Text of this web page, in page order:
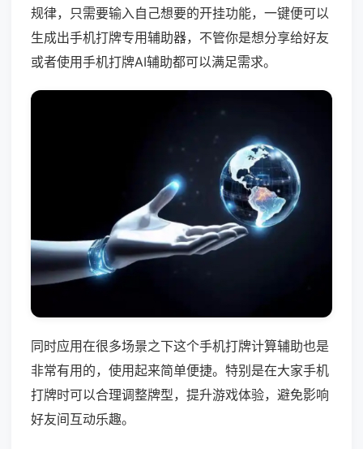
规律，只需要输入自己想要的开挂功能，一键便可以
生成出手机打牌专用辅助器，不管你是想分享给好友
或者使用手机打牌AI辅助都可以满足需求。
同时应用在很多场景之下这个手机打牌计算辅助也是
非常有用的，使用起来简单便捷。特别是在大家手机
打牌时可以合理调整牌型，提升游戏体验，避免影响
好友间互动乐趣。